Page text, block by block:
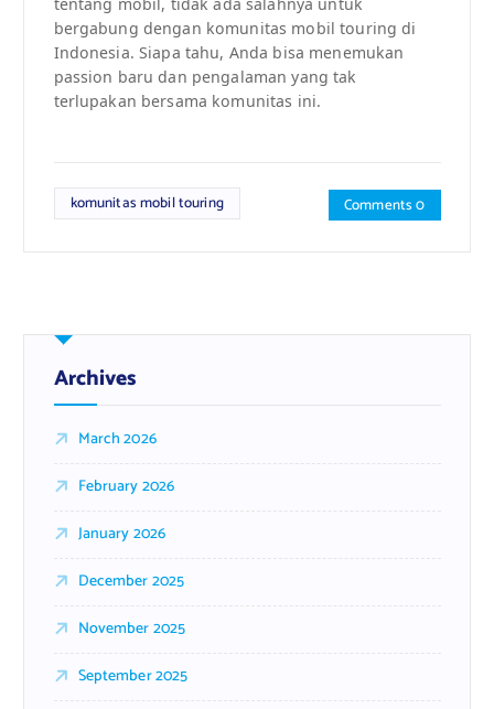
tentang mobil, tidak ada salahnya untuk
bergabung dengan komunitas mobil touring di
Indonesia. Siapa tahu, Anda bisa menemukan
passion baru dan pengalaman yang tak
terlupakan bersama komunitas ini.
komunitas mobil touring Comments 0
Archives
March 2026
February 2026
January 2026
December 2025
November 2025
September 2025